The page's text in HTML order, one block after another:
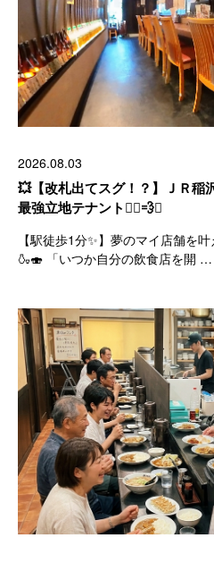
2026.08.03
💥【改札出てスグ！？】ＪＲ稲
最強立地テナント🏃‍♂️💨✨
【駅徒歩1分✨】夢のマイ店舗を
🍶🍣 「いつか自分の飲食店を開 …